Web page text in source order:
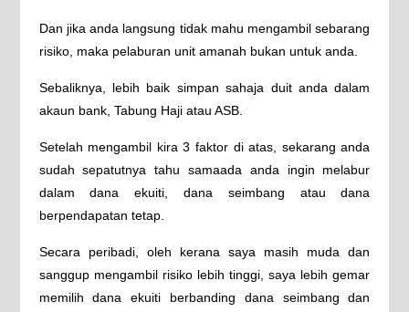
Dan jika anda langsung tidak mahu mengambil sebarang
risiko, maka pelaburan unit amanah bukan untuk anda.
Sebaliknya, lebih baik simpan sahaja duit anda dalam
akaun bank, Tabung Haji atau ASB.
Setelah mengambil kira 3 faktor di atas, sekarang anda
sudah sepatutnya tahu samaada anda ingin melabur
dalam dana ekuiti, dana seimbang atau dana
berpendapatan tetap.
Secara peribadi, oleh kerana saya masih muda dan
sanggup mengambil risiko lebih tinggi, saya lebih gemar
memilih dana ekuiti berbanding dana seimbang dan